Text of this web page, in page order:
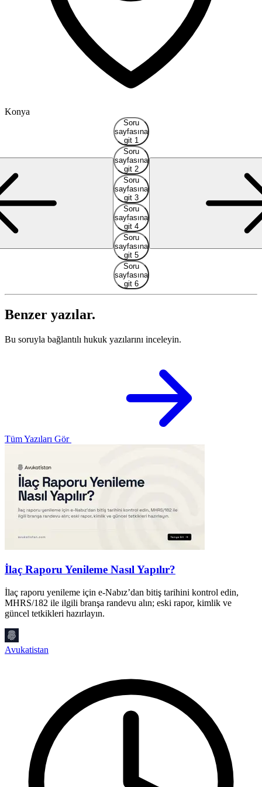
Konya
Soru
sayfasına
git 1
Soru
sayfasına
git 2
Soru
sayfasına
git 3
Soru
sayfasına
git 4
Soru
sayfasına
git 5
Soru
sayfasına
git 6
Benzer yazılar.
Bu soruyla bağlantılı hukuk yazılarını inceleyin.
Tüm Yazıları Gör
İlaç Raporu Yenileme Nasıl Yapılır?
İlaç raporu yenileme için e-Nabız’dan bitiş tarihini kontrol edin,
MHRS/182 ile ilgili branşa randevu alın; eski rapor, kimlik ve
güncel tetkikleri hazırlayın.
Avukatistan